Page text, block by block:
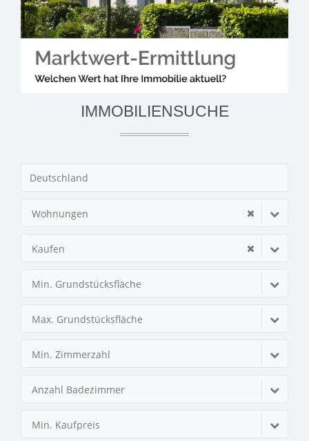
IMMOBILIENSUCHE
Wohnungen
Kaufen
Min. Grundstücksfläche
Max. Grundstücksfläche
Min. Zimmerzahl
Anzahl Badezimmer
Min. Kaufpreis